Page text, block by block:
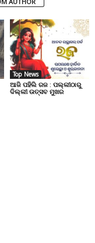
Top News
ଆଜି ପହିଲି ରଜ : ପଲ୍ଲୀଠାରୁ
ଦିଲ୍ଲୀ ଉତ୍ସବ ମୁଖର